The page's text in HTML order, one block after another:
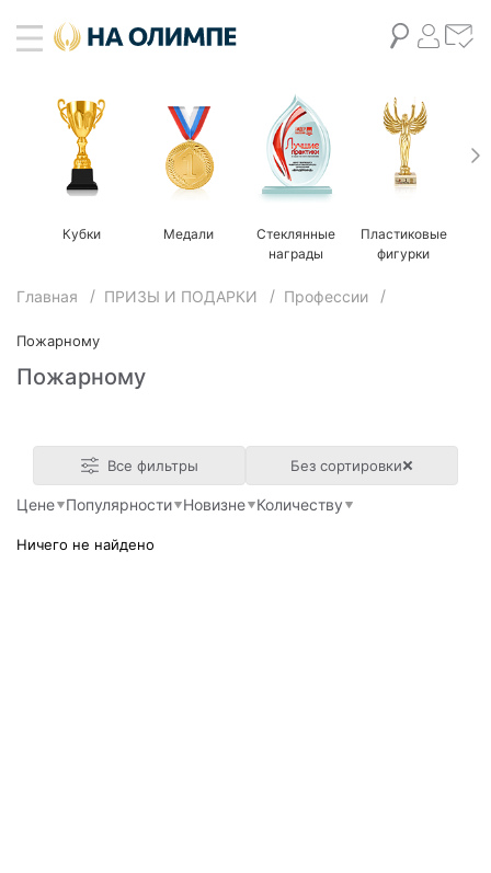
Кубки Медали
Стеклянные
награды
Пластиковые
фигурки
Главная ПРИЗЫ И ПОДАРКИ Профессии
Пожарному
Пожарному
Все фильтры Без сортировки
Цене Популярности Новизне Количеству
Ничего не найдено